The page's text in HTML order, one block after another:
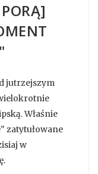
jutrzejszym
Właśnie
zatytułowane
w